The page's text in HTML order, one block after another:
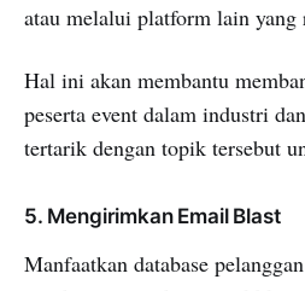
atau melalui platform lain yang
Hal ini akan membantu
peserta event dalam industri
tertarik dengan topik tersebut
5. Mengirimkan Email Blast
Manfaatkan database